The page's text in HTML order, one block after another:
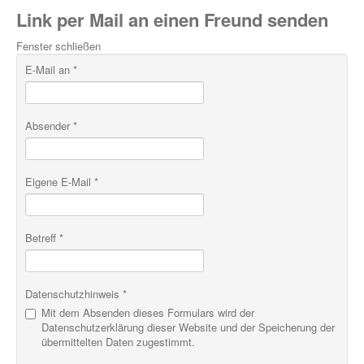
Link per Mail an einen Freund senden
Fenster schließen
E-Mail an *
Absender *
Eigene E-Mail *
Betreff *
Datenschutzhinweis *
Mit dem Absenden dieses Formulars wird der
Datenschutzerklärung dieser Website und der Speicherung der
übermittelten Daten zugestimmt.